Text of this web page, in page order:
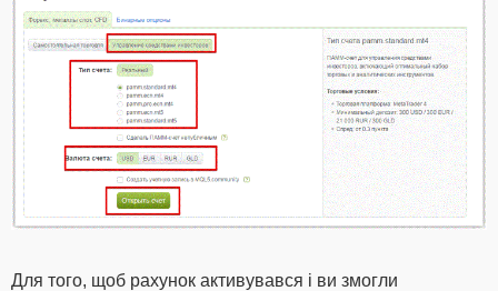
Для того, щоб рахунок активувався і ви змогли